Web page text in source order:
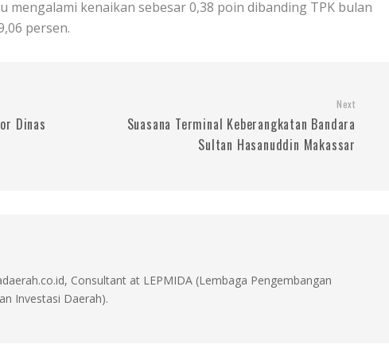
mengalami kenaikan sebesar 0,38 poin dibanding TPK bulan
persen.
Dinas
Next
Suasana Terminal Keberangkatan Bandara
Sultan Hasanuddin Makassar
Consultant at LEPMIDA (Lembaga Pengembangan
Investasi Daerah).